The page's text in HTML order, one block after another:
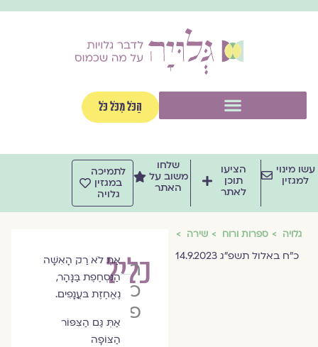
הַכֹּל מִכֹּל כֹּל
מינוי
למגזין
הציעו
תוכן
לאתר
שלחו
משוב על
האתר
לתמיכה
במגזין
גלויה
גלויה ספרות ורוח שירה
כ״ח באלול תשפ״ג 14.9.2023 כליל
רוני
כרם
פז
אַתְּ לֹא רַק הָאִשָּׁה
הַנִּסְחֶפֶת בַּנָּהָר,
נֶאֱחֶזֶת בּעֲנָפִים.
אַתְּ גַּם הַצִּפּוֹר
הַצּוֹפָה